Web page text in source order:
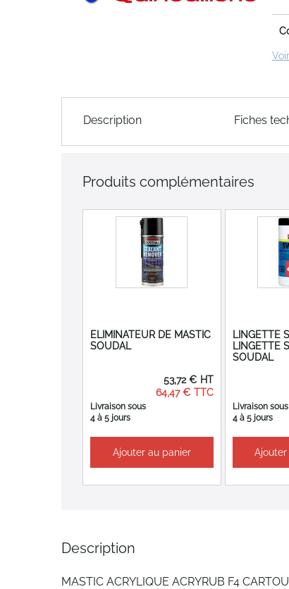
gallery
gallery
Description Fiches
Description
MASTIC ACRYLIQUE ACRYRUB F4
Produits complémentaires
ELIMINATEUR DE MASTIC
SOUDAL
Livraison sous
4 à 5 jours
64,47 €
53,72 €
Ajouter au panier
LINGETTE
LINGETTE
SOUDAL
Livraison sous
4 à 5 jours